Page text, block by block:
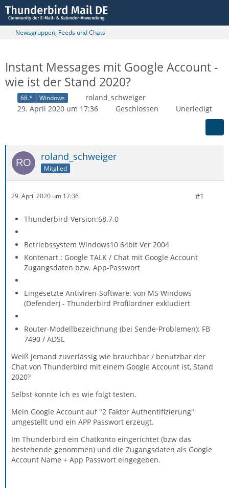
Newsgruppen, Feeds und Chats
Instant Messages mit Google Account -
wie ist der Stand 2020?
68.* Windows
roland_schweiger
29. April 2020 um 17:36
Geschlossen Unerledigt
roland_schweiger
Mitglied
29. April 2020 um 17:36 #1
Thunderbird-Version:68.7.0
Betriebssystem Windows10 64bit Ver 2004
Kontenart : Google TALK / Chat mit Google Account
Zugangsdaten bzw. App-Passwort
Eingesetzte Antiviren-Software: von MS Windows
(Defender) - Thunderbird Profilordner exkludiert
Router-Modellbezeichnung (bei Sende-Problemen): FB
7490 / ADSL
Weiß jemand zuverlässig wie brauchbar / benutzbar der
Chat von Thunderbird mit einem Google Account ist, Stand
2020?
Selbst konnte ich es wie folgt testen.
Mein Google Account auf "2 Faktor Authentifizierung"
umgestellt und ein APP Passwort erzeugt.
Im Thunderbird ein Chatkonto eingerichtet (bzw das
bestehende genommen) und die Zugangsdaten als Google
Account Name + App Passwort eingegeben.